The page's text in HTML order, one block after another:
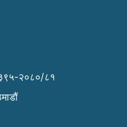
२०८०/८१